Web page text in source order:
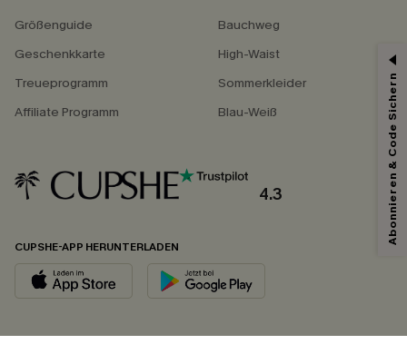
Größenguide
Geschenkkarte
Treueprogramm
Affiliate Programm
Bauchweg
High-Waist
Sommerkleider
Blau-Weiß
4.3
CUPSHE-APP HERUNTERLADEN
Abonnieren & Code Sichern